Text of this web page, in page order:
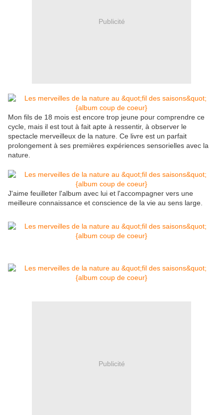
Publicité
Mon fils de 18 mois est encore trop jeune pour comprendre ce
cycle, mais il est tout à fait apte à ressentir, à observer le
spectacle merveilleux de la nature. Ce livre est un parfait
prolongement à ses premières expériences sensorielles avec la
nature.
J'aime feuilleter l'album avec lui et l'accompagner vers une
meilleure connaissance et conscience de la vie au sens large.
Publicité